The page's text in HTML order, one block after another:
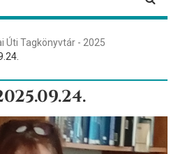
Úti Tagkönyvtár - 2025